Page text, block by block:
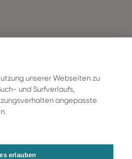
unserer Webseiten zu
und Surfverlaufs,
angepasste
erlauben